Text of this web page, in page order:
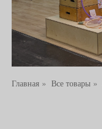
Главная » Все товары »